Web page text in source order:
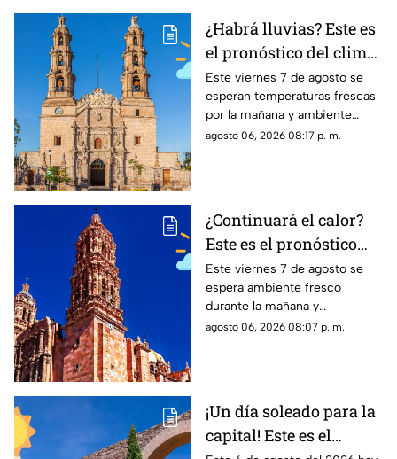
¿Habrá lluvias? Este es
el pronóstico del clima
en Aguascalientes HOY
viernes 7 de agosto
Este viernes 7 de agosto se
esperan temperaturas frescas
por la mañana y ambiente
templado a cálido por la tarde;
agosto 06, 2026 08:17 p. m.
¿Continuará el calor?
Este es el pronóstico
del clima en Zacatecas
HOY viernes 7 de
agosto
Este viernes 7 de agosto se
espera ambiente fresco
durante la mañana y
temperaturas cálidas por la
agosto 06, 2026 08:07 p. m.
¡Un día soleado para la
capital! Este es el